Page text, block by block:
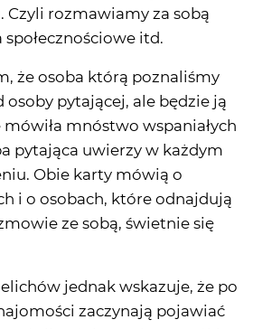
Czyli rozmawiamy za sobą
itd.
że osoba którą poznaliśmy
osoby pytającej, ale będzie ją
mówiła mnóstwo wspaniałych
pytająca uwierzy w każdym
Obie karty mówią o
i o osobach, które odnajdują
ze sobą, świetnie się
jednak wskazuje, że po
zaczynają pojawiać